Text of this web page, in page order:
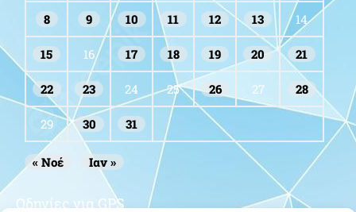
8 9 10 11 12 13 14
15 16 17 18 19 20 21
22 23 24 25 26 27 28
29 30 31
« Νοέ Ιαν »
Οδηγίες για GPS